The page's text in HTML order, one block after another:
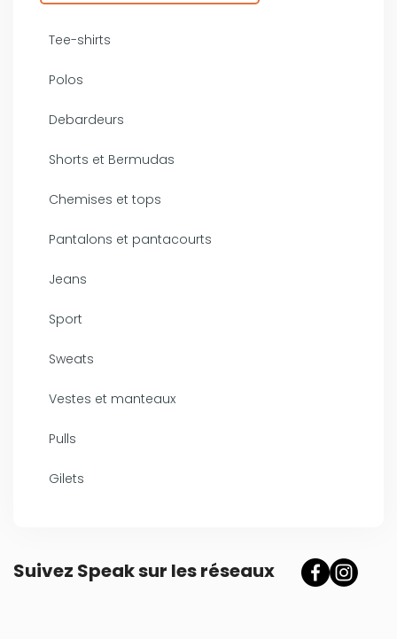
Tee-shirts
Polos
Debardeurs
Shorts et Bermudas
Chemises et tops
Pantalons et pantacourts
Jeans
Sport
Sweats
Vestes et manteaux
Pulls
Gilets
Suivez Speak sur les réseaux